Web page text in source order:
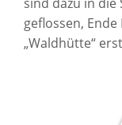
geflossen,
„Waldhütte“